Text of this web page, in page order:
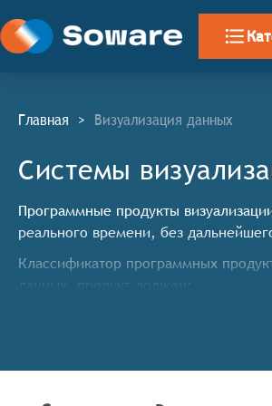
Главная > Визуализация данных
Системы
Программные продукты
реального времени, без
Классификатор программных
Использовать данные из